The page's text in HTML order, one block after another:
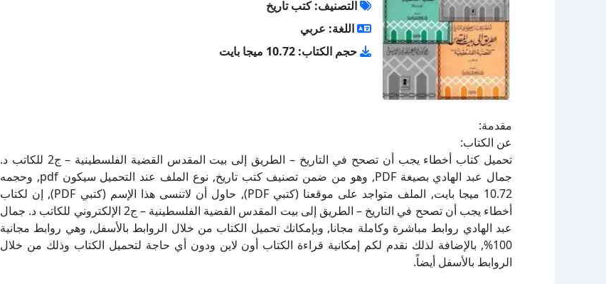
التصنيف: كتب تاريخ
اللغة: عربي
حجم الكتاب: 10.72 ميجا بايت
مقدمة:
عن الكتاب:
تحميل كتاب أخطاء يجب أن تصحح في التاريخ – الطريق إلى بيت المقدس القضية الفلسطينية – ج2 للكاتب د.
جمال عبد الهادي بصيغة PDF, وهو من ضمن تصنيف كتب تاريخ, نوع الملف عند التحميل سيكون pdf, وحجمه
10.72 ميجا بايت, الملف متواجد على موقعنا (كتبي PDF), حاول أن لاتنسى هذا الإسم (كتبي PDF), إن لكتاب
أخطاء يجب أن تصحح في التاريخ – الطريق إلى بيت المقدس القضية الفلسطينية – ج2 الإلكتروني للكاتب د. جمال
عبد الهادي روابط مباشرة وكاملة مجانا, وبإمكانك تحميل الكتاب من خلال الروابط بالأسفل, وهي روابط مجانية
100%, بالإضافة لذلك نقدم لكم إمكانية قراءة الكتاب أون لاين ودون أي حاجة لتحميل الكتاب وذلك من خلال
الروابط بالأسفل أيضاً.